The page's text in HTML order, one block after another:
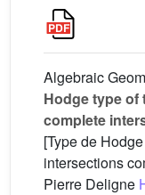
Algebraic
Hodge type
complete
[Type de
intersections
Pierre Deligne